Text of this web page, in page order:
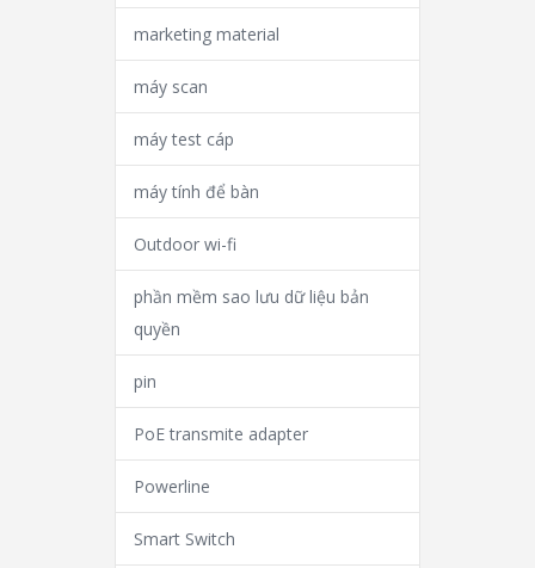
marketing material
máy scan
máy test cáp
máy tính để bàn
Outdoor wi-fi
phần mềm sao lưu dữ liệu bản
quyền
pin
PoE transmite adapter
Powerline
Smart Switch